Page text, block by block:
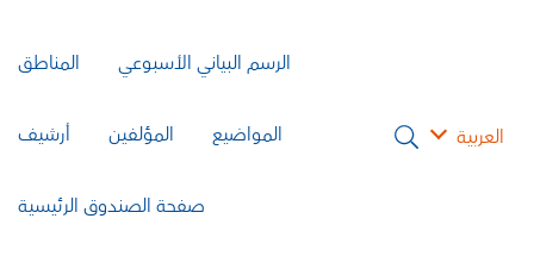
العربية
الرسم البياني الأسبوعي المناطق
المواضيع المؤلفين أرشيف
صفحة الصندوق الرئيسية